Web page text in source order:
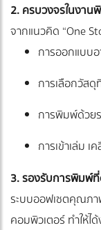
2. ครบวงจรในงาน
จากแนวคิด “One
การออกแบบ
การเลือกวัสดุ
การพิมพ์ด้วย
การเข้าเล่ม
3. รองรับการพิมพ์ที่
ระบบออฟเซตคุณภา
คอมพิวเตอร์ ทำให้ไ